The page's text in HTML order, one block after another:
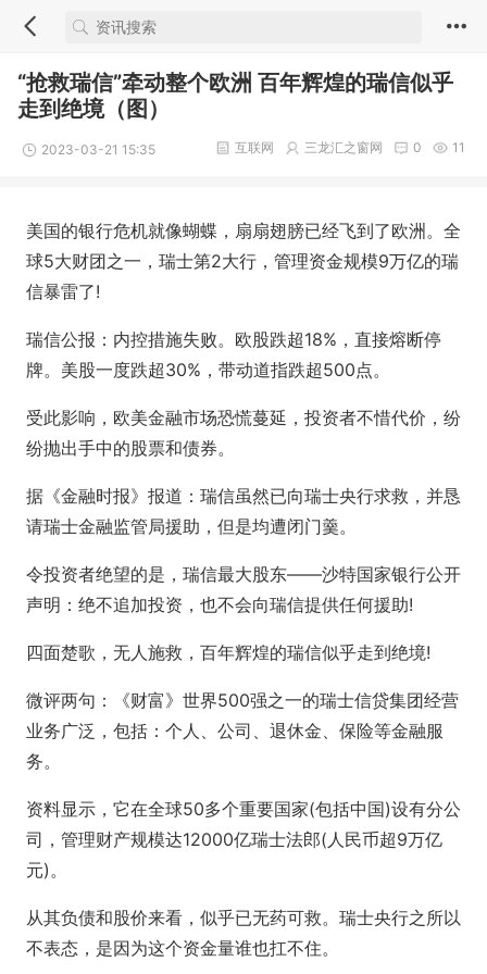
“抢救瑞信”牵动整个欧洲 百年辉煌的瑞信似乎
走到绝境（图）
2023-03-21 15:35 11
0
三龙汇之窗网
互联网
美国的银行危机就像蝴蝶，扇扇翅膀已经飞到了欧洲。全
球5大财团之一，瑞士第2大行，管理资金规模9万亿的瑞
信暴雷了!
瑞信公报：内控措施失败。欧股跌超18%，直接熔断停
牌。美股一度跌超30%，带动道指跌超500点。
受此影响，欧美金融市场恐慌蔓延，投资者不惜代价，纷
纷抛出手中的股票和债券。
据《金融时报》报道：瑞信虽然已向瑞士央行求救，并恳
请瑞士金融监管局援助，但是均遭闭门羹。
令投资者绝望的是，瑞信最大股东——沙特国家银行公开
声明：绝不追加投资，也不会向瑞信提供任何援助!
四面楚歌，无人施救，百年辉煌的瑞信似乎走到绝境!
微评两句：《财富》世界500强之一的瑞士信贷集团经营
业务广泛，包括：个人、公司、退休金、保险等金融服
务。
资料显示，它在全球50多个重要国家(包括中国)设有分公
司，管理财产规模达12000亿瑞士法郎(人民币超9万亿
元)。
从其负债和股价来看，似乎已无药可救。瑞士央行之所以
不表态，是因为这个资金量谁也扛不住。